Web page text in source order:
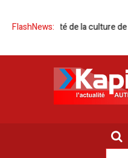
FlashNews:
la Cité de la culture de Tunis